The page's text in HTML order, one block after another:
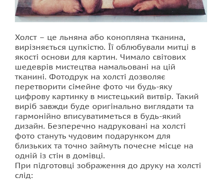
Холст – це льняна або конопляна тканина,
вирізняється цупкістю. Її облюбували митці в
якості основи для картин. Чимало світових
шедеврів мистецтва намальовані на цій
тканині. Фотодрук на холсті дозволяє
перетворити сімейне фото чи будь-яку
цифрову картинку в мистецький витвір. Такий
виріб завжди буде оригінально виглядати та
гармонійно вписуватиметься в будь-який
дизайн. Безперечно надруковані на холсті
фото стануть чудовим подарунком для
близьких та точно займуть почесне місце на
одній із стін в домівці.
При підготовці зображення до друку на холсті
слід: